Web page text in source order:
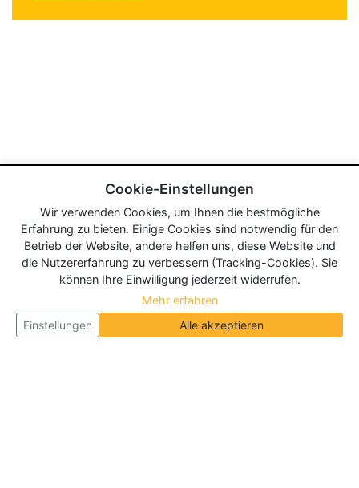
Cookie-Einstellungen
Wir verwenden Cookies, um Ihnen die bestmögliche
Erfahrung zu bieten. Einige Cookies sind notwendig für den
Betrieb der Website, andere helfen uns, diese Website und
die Nutzererfahrung zu verbessern (Tracking-Cookies). Sie
können Ihre Einwilligung jederzeit widerrufen.
Mehr erfahren
Einstellungen
Alle akzeptieren